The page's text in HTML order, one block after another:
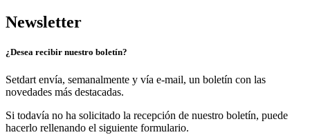
Newsletter
¿Desea recibir nuestro boletín?
Setdart envía, semanalmente y vía e-mail, un boletín con las
novedades más destacadas.
Si todavía no ha solicitado la recepción de nuestro boletín, puede
hacerlo rellenando el siguiente formulario.